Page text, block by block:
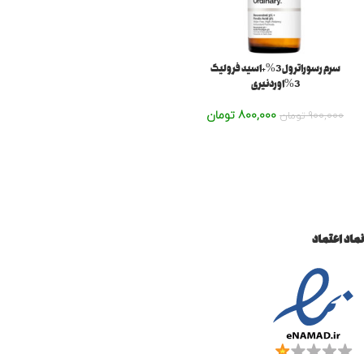
سرم رسوراترول 3%+اسید فرولیک
3%اوردنیری
900,000 تومان 800,000 تومان
نماد اعتماد